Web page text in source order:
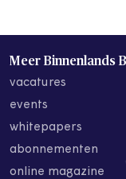
Meer Binnenlands
vacatures
events
whitepapers
abonnementen
online magazine